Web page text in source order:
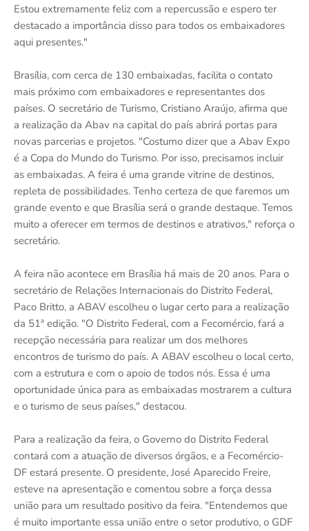
Estou extremamente feliz com a repercussão e espero ter
destacado a importância disso para todos os embaixadores
aqui presentes."
Brasília, com cerca de 130 embaixadas, facilita o contato
mais próximo com embaixadores e representantes dos
países. O secretário de Turismo, Cristiano Araújo, afirma que
a realização da Abav na capital do país abrirá portas para
novas parcerias e projetos. "Costumo dizer que a Abav Expo
é a Copa do Mundo do Turismo. Por isso, precisamos incluir
as embaixadas. A feira é uma grande vitrine de destinos,
repleta de possibilidades. Tenho certeza de que faremos um
grande evento e que Brasília será o grande destaque. Temos
muito a oferecer em termos de destinos e atrativos," reforça o
secretário.
A feira não acontece em Brasília há mais de 20 anos. Para o
secretário de Relações Internacionais do Distrito Federal,
Paco Britto, a ABAV escolheu o lugar certo para a realização
da 51ª edição. "O Distrito Federal, com a Fecomércio, fará a
recepção necessária para realizar um dos melhores
encontros de turismo do país. A ABAV escolheu o local certo,
com a estrutura e com o apoio de todos nós. Essa é uma
oportunidade única para as embaixadas mostrarem a cultura
e o turismo de seus países," destacou.
Para a realização da feira, o Governo do Distrito Federal
contará com a atuação de diversos órgãos, e a Fecomércio-
DF estará presente. O presidente, José Aparecido Freire,
esteve na apresentação e comentou sobre a força dessa
união para um resultado positivo da feira. "Entendemos que
é muito importante essa união entre o setor produtivo, o GDF